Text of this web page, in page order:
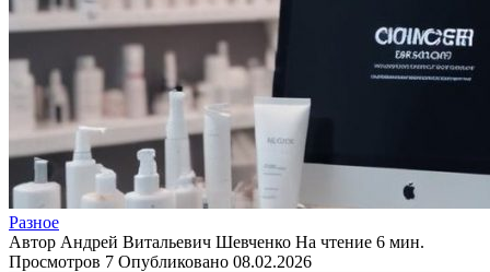
Разное
Автор Андрей Витальевич Шевченко На чтение 6 мин.
Просмотров 7 Опубликовано 08.02.2026